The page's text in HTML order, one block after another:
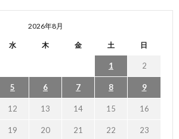
2026年8月
水 木 金 土 日
1 2
5 6 7 8 9
12 13 14 15 16
19 20 21 22 23